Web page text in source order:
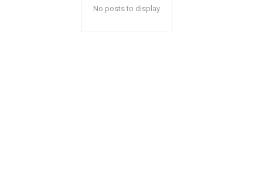
No posts to display